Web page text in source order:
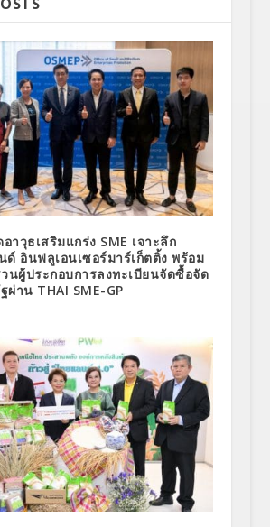
าวุธเสริมแกร่ง SME เจาะลึก
ด์ อินฟลูเอนเซอร์มาร์เก็ตติ้ง พร้อม
นผู้ประกอบการลงทะเบียนจัดซื้อจัด
ผ่าน THAI SME-GP